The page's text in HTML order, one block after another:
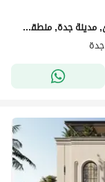
فيلا للبيع في شارع عبدالله ابن حذافة, حي الشاطئ, مدينة جدة, منطقة مكة المكرمة